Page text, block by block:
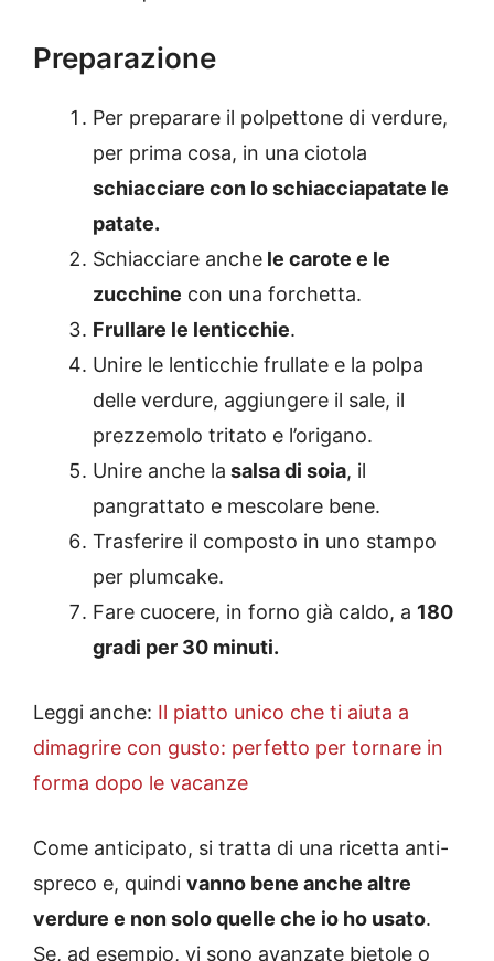
Preparazione
Per preparare il polpettone di verdure,
per prima cosa, in una ciotola
schiacciare con lo schiacciapatate le
patate.
Schiacciare anche le carote e le
zucchine con una forchetta.
Frullare le lenticchie.
Unire le lenticchie frullate e la polpa
delle verdure, aggiungere il sale, il
prezzemolo tritato e l’origano.
Unire anche la salsa di soia, il
pangrattato e mescolare bene.
Trasferire il composto in uno stampo
per plumcake.
Fare cuocere, in forno già caldo, a 180
gradi per 30 minuti.
Leggi anche: Il piatto unico che ti aiuta a
dimagrire con gusto: perfetto per tornare in
forma dopo le vacanze
Come anticipato, si tratta di una ricetta anti-
spreco e, quindi vanno bene anche altre
verdure e non solo quelle che io ho usato.
Se, ad esempio, vi sono avanzate bietole o